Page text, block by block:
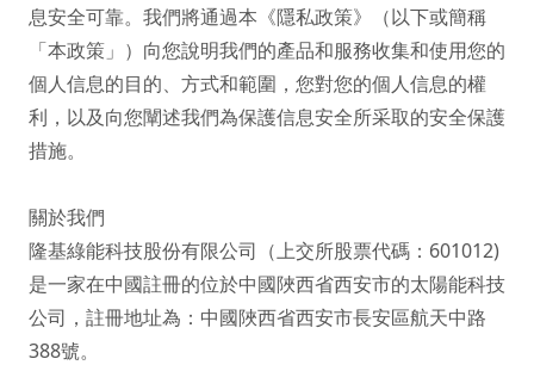
息安全可靠。我們將通過本《隱私政策》（以下或簡稱
「本政策」）向您說明我們的產品和服務收集和使用您的
個人信息的目的、方式和範圍，您對您的個人信息的權
利，以及向您闡述我們為保護信息安全所采取的安全保護
措施。
關於我們
隆基綠能科技股份有限公司（上交所股票代碼：601012)
是一家在中國註冊的位於中國陜西省西安市的太陽能科技
公司，註冊地址為：中國陜西省西安市長安區航天中路
388號。